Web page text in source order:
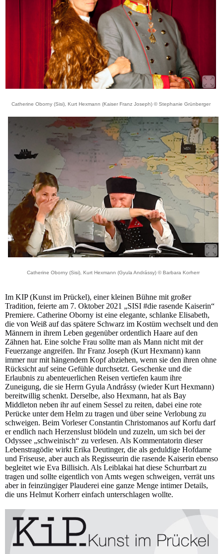
Catherine Oborny (Sisi), Kurt Hexmann (Kaiser Franz Joseph) © Stephanie Grünberger
Catherine Oborny (Sisi), Kurt Hexmann (Gyula Andrássy) © Barbara Korherr
Im KIP (Kunst im Prückel), einer kleinen Bühne mit großer
Tradition, feierte am 7. Oktober 2021 „SISI #die rasende Kaiserin“
Premiere. Catherine Oborny ist eine elegante, schlanke Elisabeth,
die von Weiß auf das spätere Schwarz im Kostüm wechselt und den
Männern in ihrem Leben gegenüber ordentlich Haare auf den
Zähnen hat. Eine solche Frau sollte man als Mann nicht mit der
Feuerzange angreifen. Ihr Franz Joseph (Kurt Hexmann) kann
immer nur mit hängendem Kopf abziehen, wenn sie den ihren ohne
Rücksicht auf seine Gefühle durchsetzt. Geschenke und die
Erlaubnis zu abenteuerlichen Reisen vertiefen kaum ihre
Zuneigung, die sie Herrn Gyula Andrássy (wieder Kurt Hexmann)
bereitwillig schenkt. Derselbe, also Hexmann, hat als Bay
Middleton neben ihr auf einem Sessel zu reiten, dabei eine rote
Perücke unter dem Helm zu tragen und über seine Verlobung zu
schweigen. Beim Vorleser Constantin Christomanos auf Korfu darf
er endlich nach Herzenslust blödeln und zuzeln, um sich bei der
Odyssee „schweinisch“ zu verlesen. Als Kommentatorin dieser
Lebenstragödie wirkt Erika Deutinger, die als geduldige Hofdame
und Friseuse, aber auch als Regisseurin die rasende Kaiserin ebenso
begleitet wie Eva Billisich. Als Leiblakai hat diese Schurrbart zu
tragen und sollte eigentlich von Amts wegen schweigen, verrät uns
aber in feinzüngiger Plauderei eine ganze Menge intimer Details,
die uns Helmut Korherr einfach unterschlagen wollte.